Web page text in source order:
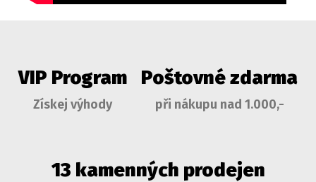
VIP Program
Získej výhody
Poštovné zdarma
při nákupu nad 1.000,-
13 kamenných prodejen